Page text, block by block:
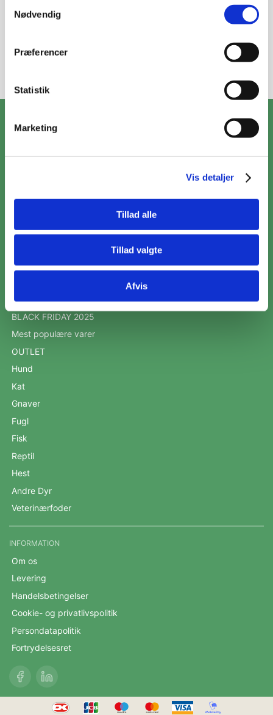
Nødvendig
Præferencer
Statistik
Marketing
Vis detaljer
Tillad alle
Tillad valgte
Afvis
+4531319490
KATALOG
Red maden!
BLACK FRIDAY 2025
Mest populære varer
OUTLET
Hund
Kat
Gnaver
Fugl
Fisk
Reptil
Hest
Andre Dyr
Veterinærfoder
INFORMATION
Om os
Levering
Handelsbetingelser
Cookie- og privatlivspolitik
Persondatapolitik
Fortrydelsesret